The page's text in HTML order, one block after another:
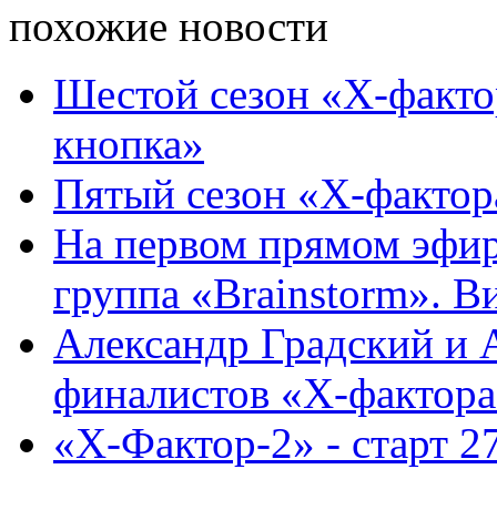
похожие новости
Шестой сезон «Х-
кнопка»
Пятый сезон «Х-
На первом прямом
группа «Brainstorm».
Александр Градский и
финалистов «Х-
«Х-Фактор-2» - старт